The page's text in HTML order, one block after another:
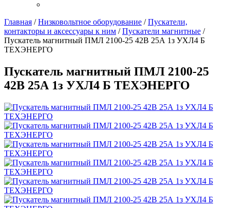
Главная /Низковольтное оборудование /Пускатели,
контакторы и аксессуары к ним /Пускатели магнитные /
Пускатель магнитный ПМЛ 2100-25 42В 25А 1з УХЛ4 Б
ТЕХЭНЕРГО
Пускатель магнитный ПМЛ 2100-25
42В 25А 1з УХЛ4 Б ТЕХЭНЕРГО